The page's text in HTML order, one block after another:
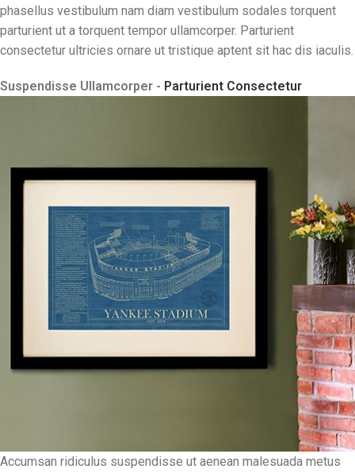
phasellus vestibulum nam diam vestibulum sodales torquent
parturient ut a torquent tempor ullamcorper. Parturient
consectetur ultricies ornare ut tristique aptent sit hac dis iaculis.
Suspendisse Ullamcorper - Parturient Consectetur
Accumsan ridiculus suspendisse ut aenean malesuada metus